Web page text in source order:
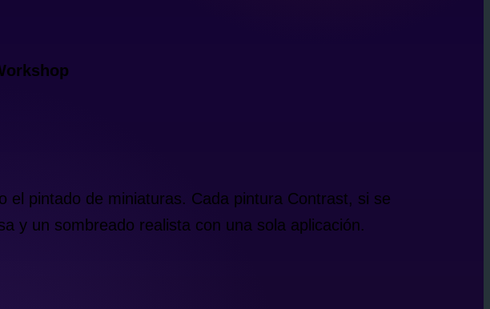
el pintado de miniaturas. Cada pintura Contrast, si se
y un sombreado realista con una sola aplicación.